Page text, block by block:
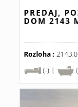
PREDAJ,
DOM 2143
Rozloha :
(-) |